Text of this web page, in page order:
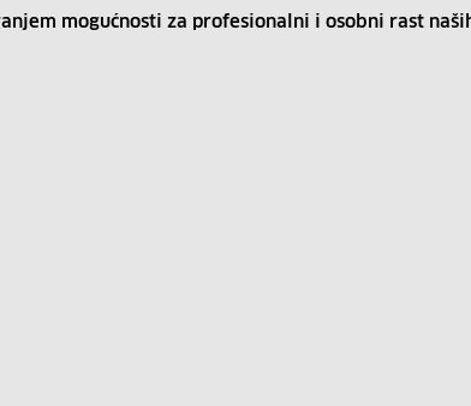
mogućnosti za profesionalni i osobni rast